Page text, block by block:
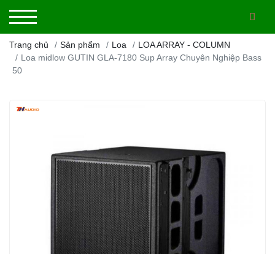
Trang chủ Sản phẩm Loa
LOA ARRAY - COLUMN
Loa midlow GUTIN GLA-7180 Sup Array Chuyên Nghiệp Bass
50